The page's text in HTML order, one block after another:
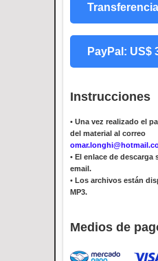
PayPal: US$
Instrucciones
• Una vez realizado el
del material al correo
• El enlace de descarga
email.
• Los archivos están
MP3.
Medios de